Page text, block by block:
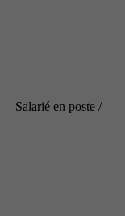
Salarié en poste /